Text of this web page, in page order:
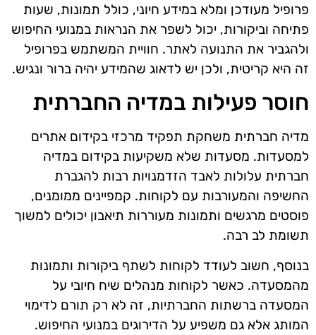
פרופיל מעודכן ומלא במידע חיוני, כולל תמונות, שעות
פתיחה וביקורות, יכול לשפר את הנראות במנועי החיפוש
ולהגביר את התנועה לאתר. חוויית המשתמש בפרופיל
זה היא קריטית, ולכן יש לדאוג שהמידע יהיה ברור ונגיש.
חוסר פעילות במדיה החברתית
מדיה חברתית משחקת תפקיד מרכזי בקידום אתרים
למסעדות. מסעדות שלא משקיעות בקידום במדיה
חברתית עלולות לאבד הזדמנויות רבות להגברת
החשיפה והמעורבות עם לקוחות. קמפיינים ממומנים,
פוסטים מרגשים ותמונות מעוררות תיאבון יכולים למשוך
תשומת לב רבה.
בנוסף, חשוב לעודד לקוחות לשתף ביקורות ותמונות
מהמסעדה. כאשר לקוחות מנהלים שיח חיובי על
המסעדה ברשתות החברתיות, זה לא רק תורם לדימוי
המותג אלא גם משפיע על הדירוגים במנועי החיפוש.